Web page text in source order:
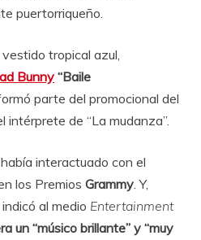
puertorriqueño.
vestido tropical azul,
Bunny “Baile
parte del promocional del
de “La mudanza”.
interactuado con el
los Premios Grammy . Y,
al medio Entertainment
un “músico brillante” y “muy